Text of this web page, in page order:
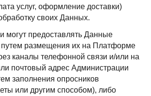
услуг, оформление доставки)
своих Данных.
могут предоставлять Данные
путем размещения их на Платформе
каналы телефонной связи и/или на
почтовый адрес Администрации
заполнения опросников
или другим способом), либо